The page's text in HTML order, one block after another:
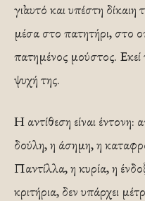
γι᾽αυτό και υπέστη
μέσα στο πατητήρι, στο
πατημένος μούστος. Εκεί
ψυχή της.
Η αντίθεση είναι
δούλη, η άσημη, η
Παντίλλα, η κυρία, η
κριτήρια, δεν υπάρχει